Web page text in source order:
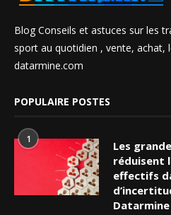
Blog Conseils et astuces sur les
sport au quotidien , vente, achat,
datarmine.com
POPULAIRE POSTES
1
Les
réduisent
effectifs
Datarmine